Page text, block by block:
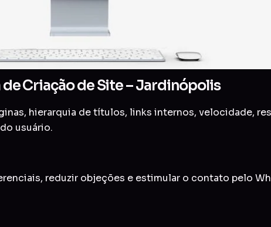
Criação de Site – Jardinópolis
hierarquia de títulos, links internos, velocidade,
usuário.
reduzir objeções e estimular o contato pelo